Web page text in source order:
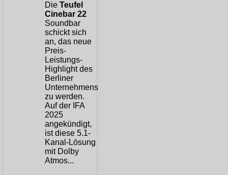
Die Teufel
Cinebar 22
Soundbar
schickt sich
an, das neue
Preis-
Leistungs-
Highlight des
Berliner
Unternehmens
zu werden.
Auf der IFA
2025
angekündigt,
ist diese 5.1-
Kanal-Lösung
mit Dolby
Atmos...